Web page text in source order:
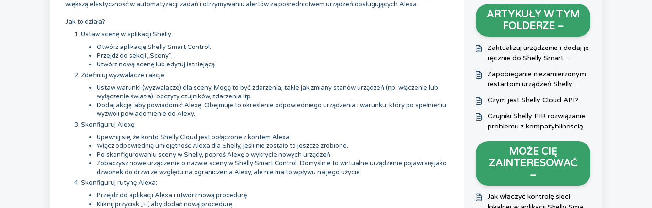
większą elastyczność w automatyzacji zadań i otrzymywaniu alertów za pośrednictwem urządzeń obsługujących Alexa.
Jak to działa?
Ustaw scenę w aplikacji Shelly:
Otwórz aplikację Shelly Smart Control.
Przejdź do sekcji „Sceny”.
Utwórz nową scenę lub edytuj istniejącą.
Zdefiniuj wyzwalacze i akcje:
Ustaw warunki (wyzwalacze) dla sceny. Mogą to być zdarzenia, takie jak zmiany stanów urządzeń (np. włączenie lub
wyłączenie światła), odczyty czujników, zdarzenia itp.
Dodaj akcję, aby powiadomić Alexę. Obejmuje to określenie odpowiedniego urządzenia i warunku, który po spełnieniu
wyzwoli powiadomienie do Alexy.
Skonfiguruj Alexę:
Upewnij się, że konto Shelly Cloud jest połączone z kontem Alexa.
Włącz odpowiednią umiejętność Alexa dla Shelly, jeśli nie zostało to jeszcze zrobione.
Po skonfigurowaniu sceny w Shelly, poproś Alexę o wykrycie nowych urządzeń.
Zobaczysz nowe urządzenie o nazwie sceny w Shelly Smart Control. Domyślnie to wirtualne urządzenie pojawi się jako
dzwonek do drzwi ze względu na ograniczenia Alexy, ale nie ma to wpływu na jego użycie.
Skonfiguruj rutynę Alexa:
Przejdź do aplikacji Alexa i utwórz nową procedurę.
Kliknij przycisk „+”, aby dodać nową procedurę.
ARTYKUŁY W TYM
FOLDERZE –
Zaktualizuj urządzenie i dodaj je
ręcznie do Shelly Smart
Zapobieganie niezamierzonym
restartom urządzeń Shelly
indukcyjnymi
Czym jest Shelly Cloud API?
Czujniki Shelly PIR rozwiązanie
problemu z kompatybilnością
MOŻE CIĘ
ZAINTERESOWAĆ
–
Jak włączyć kontrolę sieci